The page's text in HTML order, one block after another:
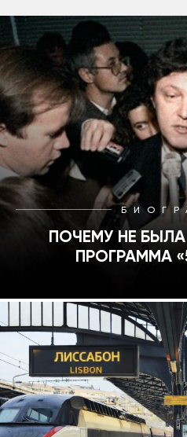
ПОЧЕМУ НЕ
ПРОГРАММА